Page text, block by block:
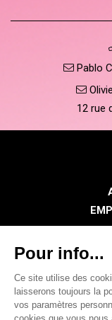
Pablo
12 rue